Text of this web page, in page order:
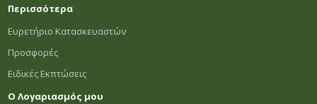
Περισσότερα
Ευρετήριο Κατασκευαστών
Προσφορές
Ειδικές Εκπτώσεις
Ο Λογαριασμός μου